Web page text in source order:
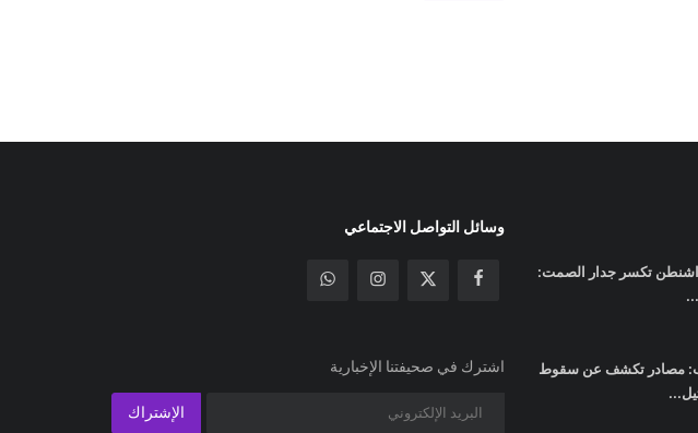
تكسر جدار الصمت:
مصادر تكشف عن سقوط
وسائل التواصل الاجتماعي
اشترك في صحيفتنا الإخبارية
الإشتراك